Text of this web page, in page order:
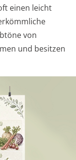
einen leicht
von
und besitzen